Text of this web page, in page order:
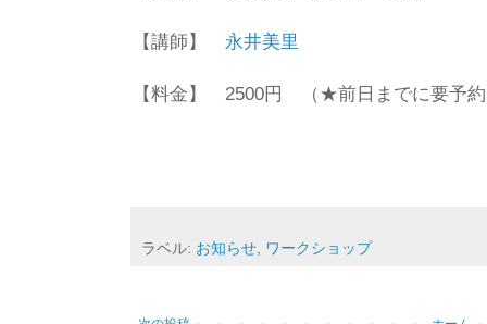
【講師】 永井美里
【料金】 2500円 （★前日までに要予
ラベル: お知らせ, ワークショップ